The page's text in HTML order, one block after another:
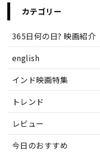
カテゴリー
365日何の日? 映画紹介
english
インド映画特集
トレンド
レビュー
今日のおすすめ